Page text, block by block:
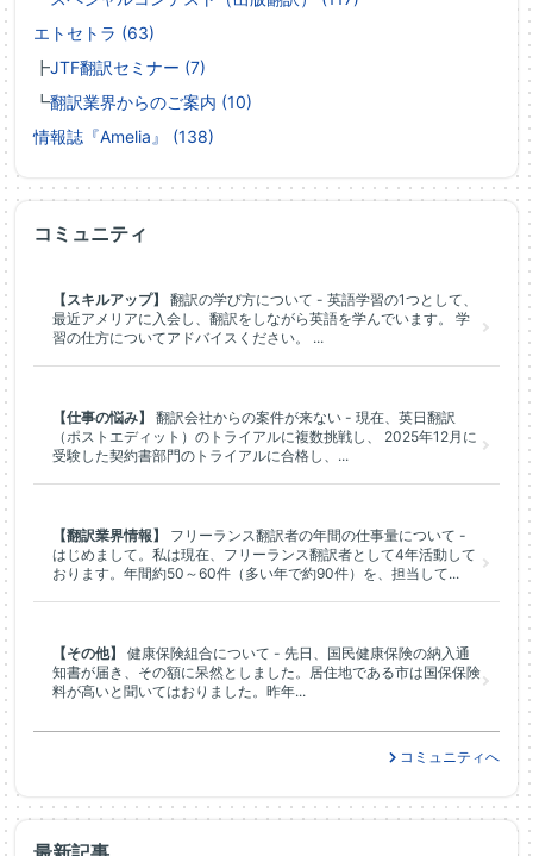
エトセトラ (63)
┣JTF翻訳セミナー (7)
┗翻訳業界からのご案内 (10)
情報誌『Amelia』 (138)
コミュニティ
【スキルアップ】
翻訳の学び方について - 英語学習の1つとして、
最近アメリアに入会し、翻訳をしながら英語を学んでいます。 学
習の仕方についてアドバイスください。 ...
【仕事の悩み】
翻訳会社からの案件が来ない - 現在、英日翻訳
（ポストエディット）のトライアルに複数挑戦し、 2025年12月に
受験した契約書部門のトライアルに合格し、...
【翻訳業界情報】
フリーランス翻訳者の年間の仕事量について -
はじめまして。私は現在、フリーランス翻訳者として4年活動して
おります。年間約50～60件（多い年で約90件）を、担当して...
【その他】
健康保険組合について - 先日、国民健康保険の納入通
知書が届き、その額に呆然としました。居住地である市は国保保険
料が高いと聞いてはおりました。昨年...
コミュニティへ